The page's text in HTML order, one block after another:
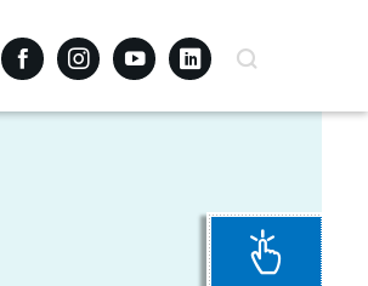
FacebookInstagramYoutubeLinkedinRecherche